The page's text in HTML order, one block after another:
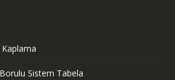
Sistem Tabela